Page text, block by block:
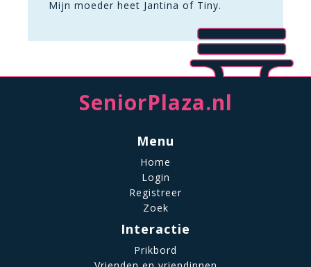
Mijn moeder heet Jantina of Tiny.
SeniorPlaza.nl
Menu
Home
Login
Registreer
Zoek
Interactie
Prikbord